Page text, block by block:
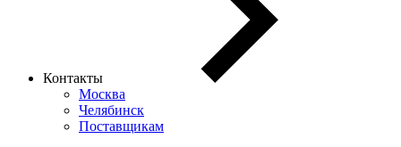
Контакты
Москва
Челябинск
Поставщикам